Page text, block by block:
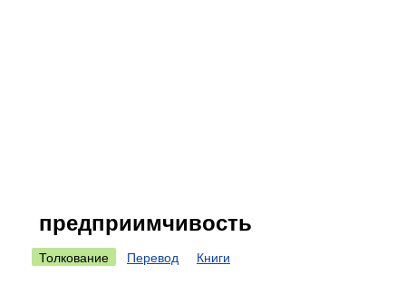
предприимчивость
Толкование Перевод Книги